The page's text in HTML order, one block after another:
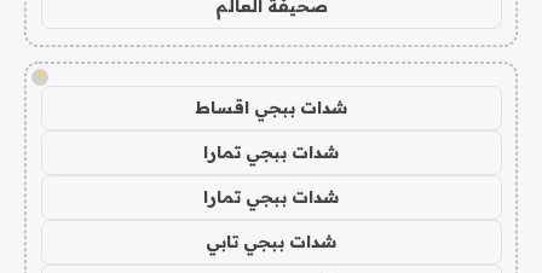
صحيفة العالم
!
شدات ببجي اقساط
شدات ببجي تمارا
شدات ببجي تمارا
شدات ببجي تابي